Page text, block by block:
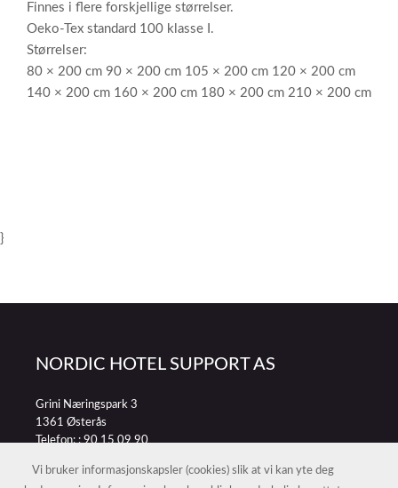
Finnes i flere forskjellige størrelser.
Oeko-Tex standard 100 klasse I.
Størrelser:
80 × 200 cm 90 × 200 cm 105 × 200 cm 120 × 200 cm
140 × 200 cm 160 × 200 cm 180 × 200 cm 210 × 200 cm
}
NORDIC HOTEL SUPPORT AS
Grini Næringspark 3
1361 Østerås
Telefon: :90 15 09 90
Vi bruker informasjonskapsler (cookies) slik at vi kan yte deg